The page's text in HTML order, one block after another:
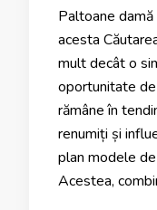
Paltoane
acesta
mult decât o
oportunitate
rămâne în
renumiți și
plan modele
Acestea,